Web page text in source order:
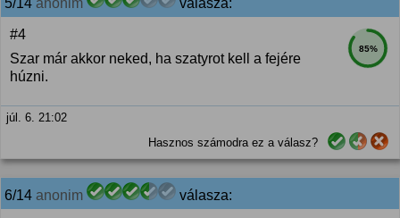
5/14 anonim válasza:
85%
#4
Szar már akkor neked, ha szatyrot kell a fejére
húzni.
júl. 6. 21:02
Hasznos számodra ez a válasz?
6/14 anonim válasza: